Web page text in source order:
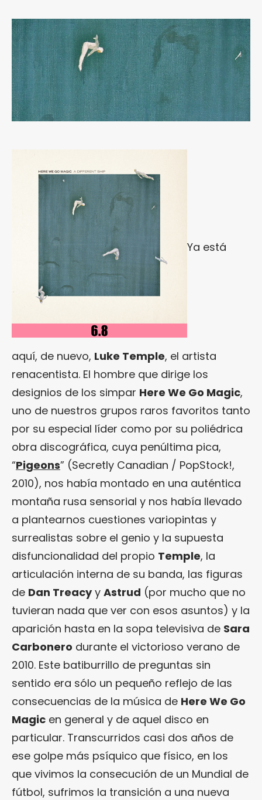
Ya está
aquí, de nuevo, Luke Temple, el artista
renacentista. El hombre que dirige los
designios de los simpar Here We Go Magic,
uno de nuestros grupos raros favoritos tanto
por su especial líder como por su poliédrica
obra discográfica, cuya penúltima pica,
“Pigeons” (Secretly Canadian / PopStock!,
2010), nos había montado en una auténtica
montaña rusa sensorial y nos había llevado
a plantearnos cuestiones variopintas y
surrealistas sobre el genio y la supuesta
disfuncionalidad del propio Temple, la
articulación interna de su banda, las figuras
de Dan Treacyy Astrud (por mucho que no
tuvieran nada que ver con esos asuntos) y la
aparición hasta en la sopa televisiva de Sara
Carbonero durante el victorioso verano de
2010. Este batiburrillo de preguntas sin
sentido era sólo un pequeño reflejo de las
consecuencias de la música de Here We Go
Magic en general y de aquel disco en
particular. Transcurridos casi dos años de
ese golpe más psíquico que físico, en los
que vivimos la consecución de un Mundial de
fútbol, sufrimos la transición a una nueva